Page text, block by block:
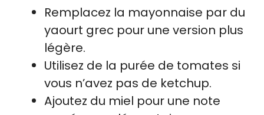
Remplacez la mayonnaise par du
yaourt grec pour une version plus
légère.
Utilisez de la purée de tomates si
vous n’avez pas de ketchup.
Ajoutez du miel pour une note